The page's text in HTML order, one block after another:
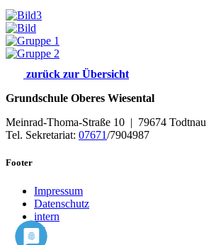
zurück zur Übersicht
Grundschule Oberes Wiesental
Meinrad-Thoma-Straße 10 | 79674 Todtnau
Tel. Sekretariat: 07671/7904987
Footer
Impressum
Datenschutz
intern
by